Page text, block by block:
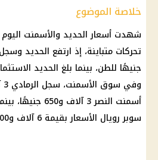
خلاصة الموضوع
شهدت أسعار الحديد والأسمنت اليوم
أسمنت النصر 3
سوبر رويال الأسعار بقيمة 6 آلاف و200 جنيه للطن.